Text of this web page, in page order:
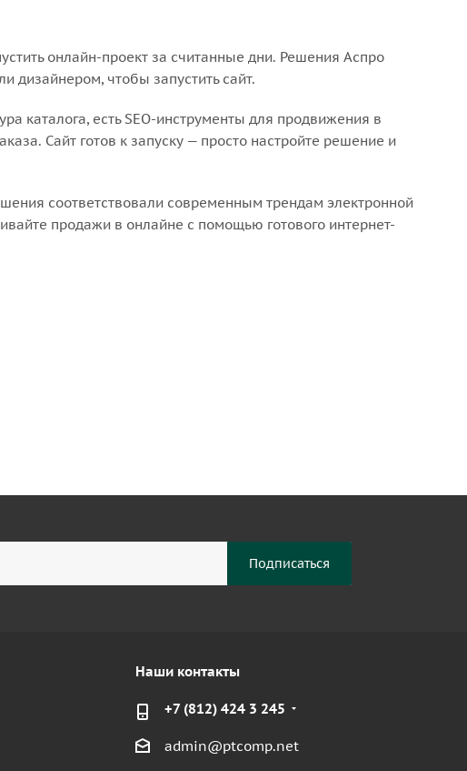
онлайн-проект за считанные дни. Решения Аспро
дизайнером, чтобы запустить сайт.
каталога, есть SEO-инструменты для продвижения в
Сайт готов к запуску — просто настройте решение и
соответствовали современным трендам электронной
продажи в онлайне с помощью готового интернет-
Наши контакты
+7 (812) 424 3 245
admin@ptcomp.net